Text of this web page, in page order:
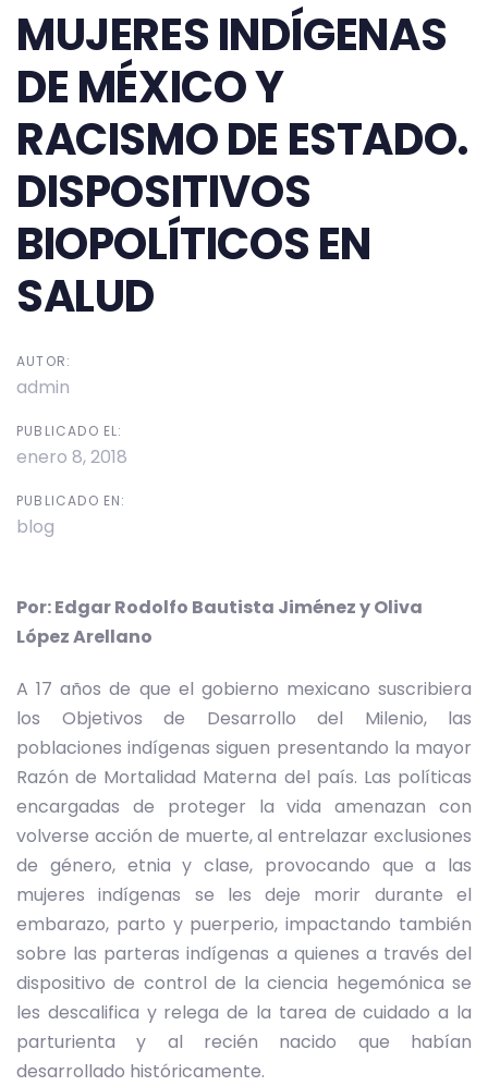
MUJERES INDÍGENAS
DE MÉXICO Y
RACISMO DE ESTADO.
DISPOSITIVOS
BIOPOLÍTICOS EN
SALUD
AUTOR:
admin
PUBLICADO EL:
enero 8, 2018
PUBLICADO EN:
blog
Por: Edgar Rodolfo Bautista Jiménez y Oliva
López Arellano
A 17 años de que el gobierno mexicano suscribiera
los Objetivos de Desarrollo del Milenio, las
poblaciones indígenas siguen presentando la mayor
Razón de Mortalidad Materna del país. Las políticas
encargadas de proteger la vida amenazan con
volverse acción de muerte, al entrelazar exclusiones
de género, etnia y clase, provocando que a las
mujeres indígenas se les deje morir durante el
embarazo, parto y puerperio, impactando también
sobre las parteras indígenas a quienes a través del
dispositivo de control de la ciencia hegemónica se
les descalifica y relega de la tarea de cuidado a la
parturienta y al recién nacido que habían
desarrollado históricamente.